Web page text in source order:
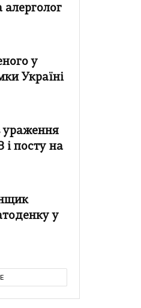
алерголог
у
Україні
ураження
і посту на
у